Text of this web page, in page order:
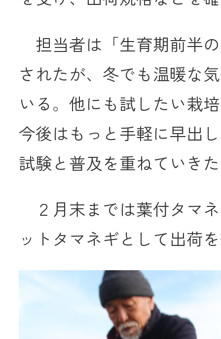
担当者は「生育期前半
されたが、冬でも温暖な
いる。他にも試したい栽
今後はもっと手軽に早出
試験と普及を重ねていき
２月末までは葉付タマ
ットタマネギとして出